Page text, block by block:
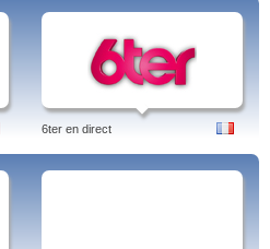
6ter en direct